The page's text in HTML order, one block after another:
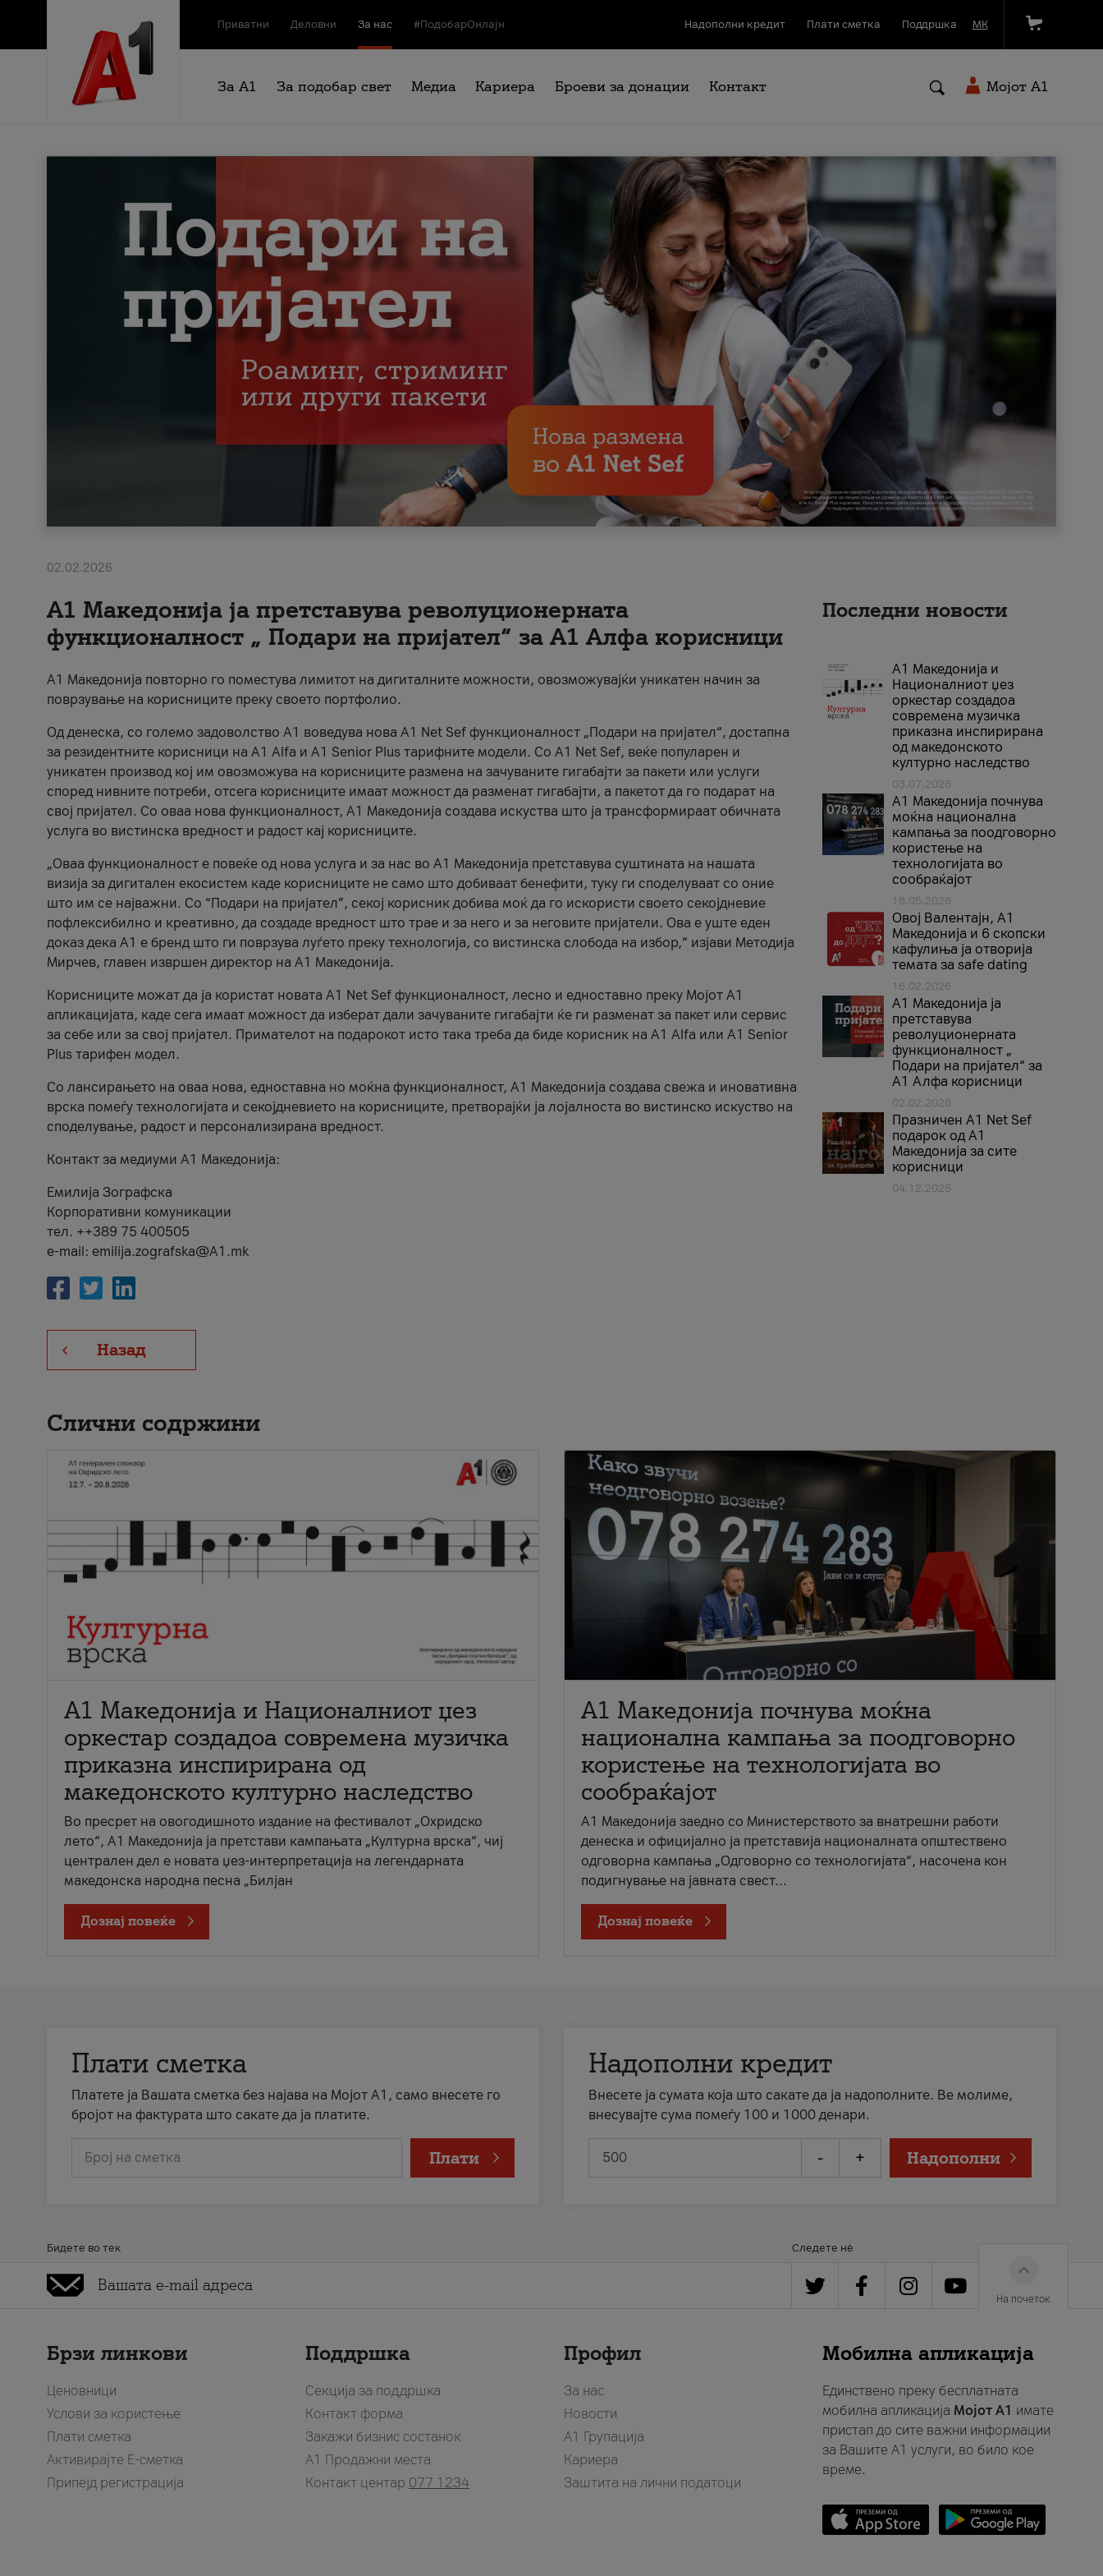
Приватни Деловни За нас #ПодобарОнлајн Надополни кредит Плати сметка Поддршка МК
За А1 За подобар свет Медиа Кариера Броеви за донации Контакт Мојот A1
02.02.2026
А1 Македонија ја претставува револуционерната
функционалност „ Подари на пријател“ за А1 Алфа корисници
А1 Македонија повторно го поместува лимитот на дигиталните можности, овозможувајќи уникатен начин за
поврзување на корисниците преку своето портфолио.
Од денеска, со големо задоволство А1 воведува нова A1 Net Sef функционалност „Подари на пријател“, достапна
за резидентните корисници на А1 Alfa и A1 Senior Plus тарифните модели. Со A1 Net Sef, веќе популарен и
уникатен производ кој им овозможува на корисниците размена на зачуваните гигабајти за пакети или услуги
според нивните потреби, отсега корисниците имаат можност да разменат гигабајти, а пакетот да го подарат на
свој пријател. Со оваа нова функционалност, А1 Македонија создава искуства што ја трансформираат обичната
услуга во вистинска вредност и радост кај корисниците.
„Оваа функционалност е повеќе од нова услуга и за нас во А1 Македонија претставува суштината на нашата
визија за дигитален екосистем каде корисниците не само што добиваат бенефити, туку ги споделуваат со оние
што им се најважни. Со “Подари на пријател”, секој корисник добива моќ да го искористи своето секојдневие
пофлексибилно и креативно, да создаде вредност што трае и за него и за неговите пријатели. Ова е уште еден
доказ дека А1 е бренд што ги поврзува луѓето преку технологија, со вистинска слобода на избор,“ изјави Методија
Мирчев, главен извршен директор на А1 Македонија.
Корисниците можат да ја користат новата А1 Net Sef функционалност, лесно и едноставно преку Мојот А1
апликацијата, каде сега имаат можност да изберат дали зачуваните гигабајти ќе ги разменат за пакет или сервис
за себе или за свој пријател. Примателот на подарокот исто така треба да биде корисник на А1 Alfa или A1 Senior
Plus тарифен модел.
Со лансирањето на оваа нова, едноставна но моќна функционалност, А1 Македонија создава свежа и иновативна
врска помеѓу технологијата и секојдневието на корисниците, претворајќи ја лојалноста во вистинско искуство на
споделување, радост и персонализирана вредност.
Контакт за медиуми А1 Македонија:
Емилија Зографска
Корпоративни комуникации
тел. ++389 75 400505
e-mail: emilija.zografska@A1.mk
Назад
Последни новости
А1 Македонија и
Националниот џез
оркестар создадоа
современа музичка
приказна инспирирана
од македонското
културно наследство
03.07.2026
A1 Македонија почнува
моќна национална
кампања за поодговорно
користење на
технологијата во
сообраќајот
18.05.2026
Овој Валентајн, A1
Македонија и 6 скопски
кафулиња ја отворија
темата за safe dating
16.02.2026
А1 Македонија ја
претставува
револуционерната
функционалност „
Подари на пријател“ за
А1 Алфа корисници
02.02.2026
Празничен A1 Net Sеf
подарок од А1
Македонија за сите
корисници
04.12.2025
Слични содржини
А1 Македонија и Националниот џез
оркестар создадоа современа музичка
приказна инспирирана од
македонското културно наследство
Во пресрет на овогодишното издание на фестивалот „Охридско
лето“, А1 Македонија ја претстави кампањата „Културна врска“, чиј
централен дел е новата џез-интерпретација на легендарната
македонска народна песна „Билјан
Дознај повеќе
A1 Македонија почнува моќна
национална кампања за поодговорно
користење на технологијата во
сообраќајот
A1 Македонија заедно со Министерството за внатрешни работи
денеска и официјално ја претставија националната општествено
одговорна кампања „Одговорно со технологијата“, насочена кон
подигнување на јавната свест...
Дознај повеќе
Плати сметка
Платете ја Вашата сметка без најава на Мојот А1, само внесете го
бројот на фактурата што сакате да ја платите.
Број на сметка Плати
Надополни кредит
Внесете ја сумата која што сакате да ја надополните. Ве молиме,
внесувајте сума помеѓу 100 и 1000 денари.
- + Надополни
Бидете во тек Следете нè
На почеток
Брзи линкови
Ценовници
Услови за користење
Плати сметка
Активирајте Е-сметка
Припејд регистрација
Поддршка
Секција за поддршка
Контакт форма
Закажи бизнис состанок
A1 Продажни места
Контакт центар 077 1234
Профил
За нас
Новости
А1 Групација
Кариера
Заштита на лични податоци
Мобилна апликација
Единствено преку бесплатната
мобилна апликација Мојот A1 имате
пристап до сите важни информации
за Вашите A1 услуги, во било кое
време.